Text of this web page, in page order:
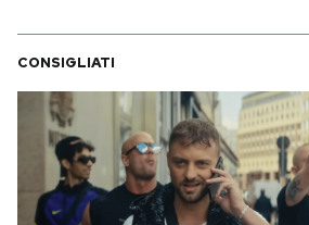
CONSIGLIATI